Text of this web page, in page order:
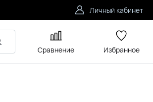
Личный кабинет
Сравнение Избранное